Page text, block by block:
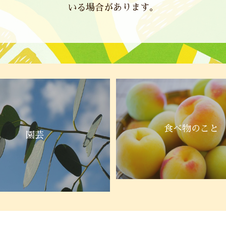
いる場合があります。
園芸
食べ物のこと